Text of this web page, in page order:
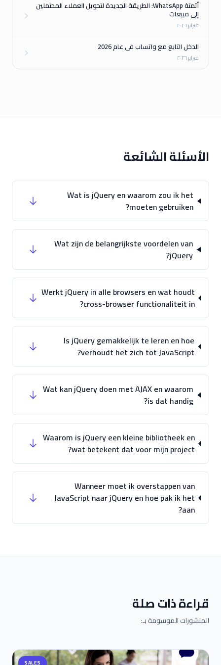
أتمتة WhatsApp: الطريقة الجديدة لتحويل العملاء المحتملين
إلى مبيعات
فبراير ٢٠٢٦
الدخل التابع مع واتساب في عام 2026
فبراير ٢٠٢٦
الأسئلة الشائعة
Wat is jQuery en waarom zou ik het
moeten gebruiken?
Wat zijn de belangrijkste voordelen van
jQuery?
Werkt jQuery in alle browsers en wat houdt
cross-browser functionaliteit in?
Is jQuery gemakkelijk te leren en hoe
verhoudt het zich tot JavaScript?
Wat kan jQuery doen met AJAX en waarom
is dat handig?
Waarom is jQuery een kleine bibliotheek en
wat betekent dat voor mijn project?
Wanneer moet ik overstappen van
JavaScript naar jQuery en hoe pak ik het
aan?
قراءة ذات صلة
المنشورات الموسومة بـ:
SALES